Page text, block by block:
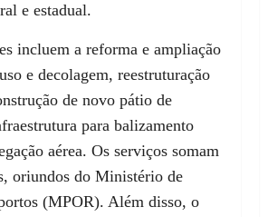
e estadual.
incluem a reforma e ampliação
e decolagem, reestruturação
de novo pátio de
para balizamento
aérea. Os serviços somam
oriundos do Ministério de
(MPOR). Além disso, o